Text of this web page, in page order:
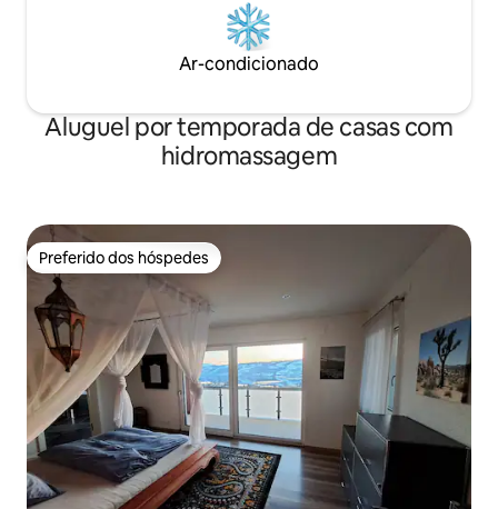
Ar-condicionado
Aluguel por temporada de casas com
hidromassagem
Preferido dos hóspedes
Preferido dos hóspedes